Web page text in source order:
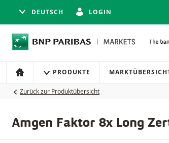
DEUTSCH LOGIN
Navigation
HOME PRODUKTE
Zurück zur Produktübersicht
Amgen Faktor 8x Long